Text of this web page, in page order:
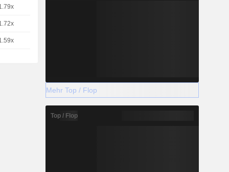
Mehr Top / Flop
Top / Flop